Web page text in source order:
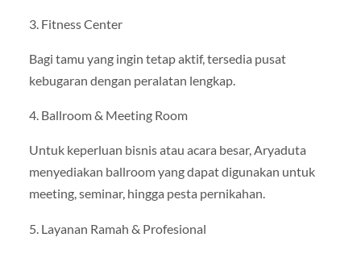
3. Fitness Center
Bagi tamu yang ingin tetap aktif, tersedia pusat
kebugaran dengan peralatan lengkap.
4. Ballroom & Meeting Room
Untuk keperluan bisnis atau acara besar, Aryaduta
menyediakan ballroom yang dapat digunakan untuk
meeting, seminar, hingga pesta pernikahan.
5. Layanan Ramah & Profesional